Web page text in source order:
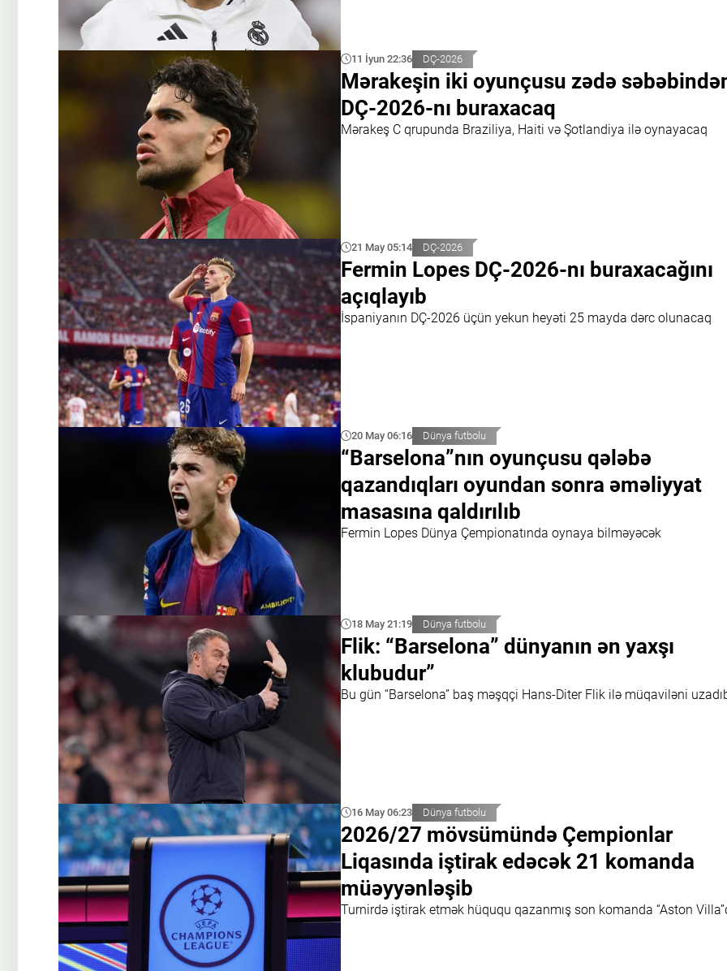
11 İyun 22:36 DÇ-2026
Mərakeşin iki oyunçusu zədə
DÇ-2026-nı buraxacaq
Mərakeş C qrupunda Braziliya, Haiti və Şotlandiya ilə oynayacaq
21 May 05:14 DÇ-2026
Fermin Lopes DÇ-2026-nı buraxacağını
açıqlayıb
İspaniyanın DÇ-2026 üçün yekun heyəti 25 mayda dərc olunacaq
20 May 06:16 Dünya futbolu
“Barselona”nın oyunçusu qələbə
qazandıqları oyundan sonra əməliyyat
masasına qaldırılıb
Fermin Lopes Dünya Çempionatında oynaya bilməyəcək
18 May 21:19 Dünya futbolu
Flik: “Barselona” dünyanın ən yaxşı
klubudur”
Bu gün “Barselona” baş məşqçi Hans-Diter Flik ilə müqaviləni
16 May 06:23 Dünya futbolu
2026/27 mövsümündə Çempionlar
Liqasında iştirak edəcək 21 komanda
müəyyənləşib
Turnirdə iştirak etmək hüququ qazanmış son komanda “Aston